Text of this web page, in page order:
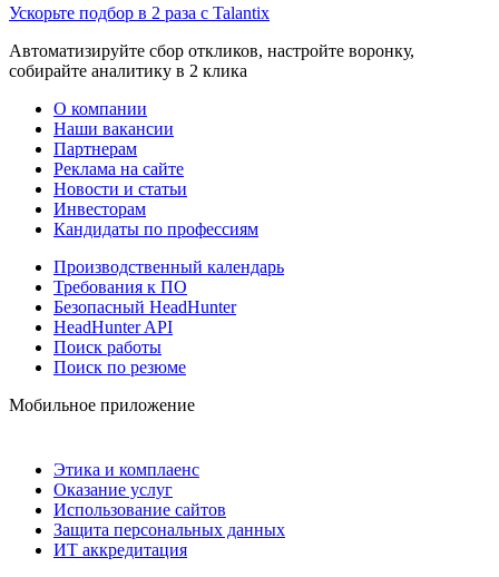
Ускорьте подбор в 2 раза с Talantix
Автоматизируйте сбор откликов, настройте воронку,
собирайте аналитику в 2 клика
О компании
Наши вакансии
Партнерам
Реклама на сайте
Новости и статьи
Инвесторам
Кандидаты по профессиям
Производственный календарь
Требования к ПО
Безопасный HeadHunter
HeadHunter API
Поиск работы
Поиск по резюме
Мобильное приложение
Этика и комплаенс
Оказание услуг
Использование сайтов
Защита персональных данных
ИТ аккредитация